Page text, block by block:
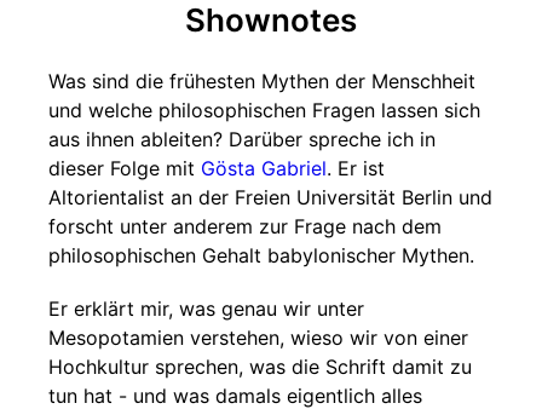
Shownotes
Was sind die frühesten Mythen der Menschheit
und welche philosophischen Fragen lassen sich
aus ihnen ableiten? Darüber spreche ich in
dieser Folge mit Gösta Gabriel. Er ist
Altorientalist an der Freien Universität Berlin und
forscht unter anderem zur Frage nach dem
philosophischen Gehalt babylonischer Mythen.
Er erklärt mir, was genau wir unter
Mesopotamien verstehen, wieso wir von einer
Hochkultur sprechen, was die Schrift damit zu
tun hat - und was damals eigentlich alles